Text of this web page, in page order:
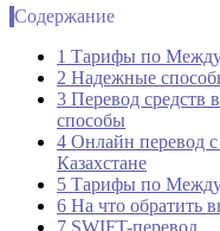
Содержание
1 Тарифы по
2 Надежные
3 Перевод средств
способы
4 Онлайн перевод
Казахстане
5 Тарифы по
6 На что обратить
7 SWIFT-перевод